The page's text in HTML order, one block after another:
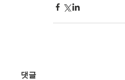
댓글